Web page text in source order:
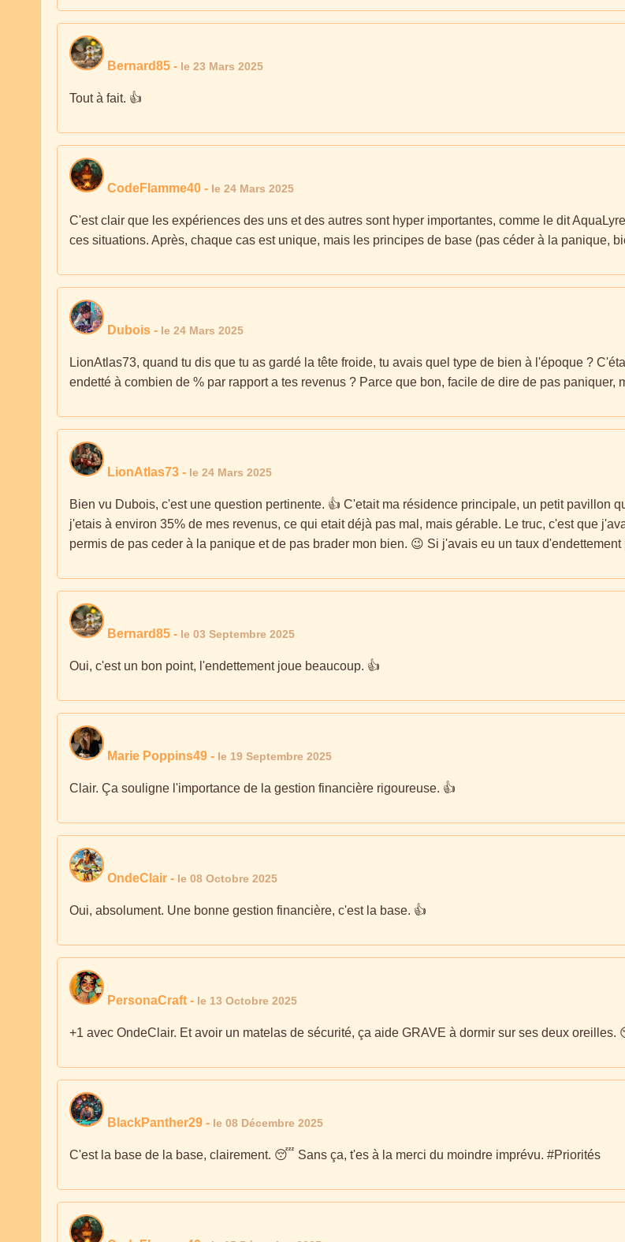
Bernard85 - le 23 Mars 2025
Tout à fait. 👍
CodeFlamme40 - le 24 Mars 2025
C'est clair que les expériences des uns et des autres sont hyper importantes, comme le dit
ces situations. Après, chaque cas est unique, mais les principes de base (pas céder à la panique,
Dubois - le 24 Mars 2025
LionAtlas73, quand tu dis que tu as gardé la tête froide, tu avais quel type de bien à l'époque ?
endetté à combien de % par rapport a tes revenus ? Parce que bon, facile de dire de pas paniquer,
LionAtlas73 - le 24 Mars 2025
Bien vu Dubois, c'est une question pertinente. 👍 C'etait ma résidence principale, un petit pavillon
j'etais à environ 35% de mes revenus, ce qui etait déjà pas mal, mais gérable. Le truc, c'est que
permis de pas ceder à la panique et de pas brader mon bien. 😉 Si j'avais eu un taux
Bernard85 - le 03 Septembre 2025
Oui, c'est un bon point, l'endettement joue beaucoup. 👍
Marie Poppins49 - le 19 Septembre 2025
Clair. Ça souligne l'importance de la gestion financière rigoureuse. 👍
OndeClair - le 08 Octobre 2025
Oui, absolument. Une bonne gestion financière, c'est la base. 👍
PersonaCraft - le 13 Octobre 2025
+1 avec OndeClair. Et avoir un matelas de sécurité, ça aide GRAVE à dormir sur ses deux
BlackPanther29 - le 08 Décembre 2025
C'est la base de la base, clairement. 😴 Sans ça, t'es à la merci du moindre imprévu. #Priorités